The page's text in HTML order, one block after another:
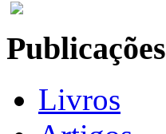
Publicações
Livros